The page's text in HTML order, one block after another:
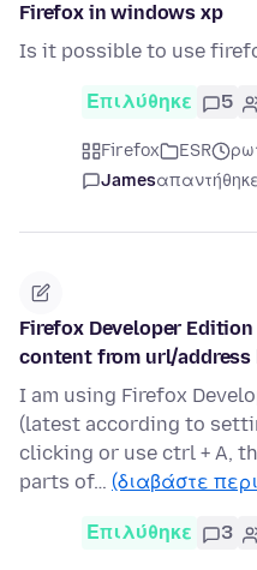
Firefox in windows xp
Is it possible to use
Επιλύθηκε 5
Firefox ESR
James
Firefox Developer
content from url/address
I am using Firefox
(latest according to
clicking or use ctrl + A,
parts of… (διαβάστε
Επιλύθηκε 3